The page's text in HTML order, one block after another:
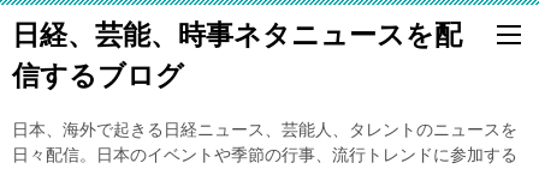
日経、芸能、時事ネタニュースを配
信するブログ
日本、海外で起きる日経ニュース、芸能人、タレントのニュースを
日々配信。日本のイベントや季節の行事、流行トレンドに参加する